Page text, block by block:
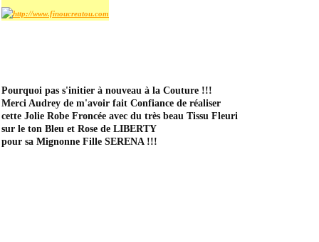
Pourquoi pas s'initier à nouveau à la Couture !!!
Merci Audrey de m'avoir fait Confiance de réaliser
cette Jolie Robe Froncée avec du très beau Tissu Fleuri
sur le ton Bleu et Rose de LIBERTY
pour sa Mignonne Fille SERENA !!!